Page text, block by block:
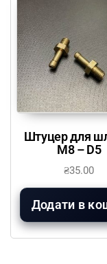
Штуцер для
М8 – D5
₴35.00
Додати в